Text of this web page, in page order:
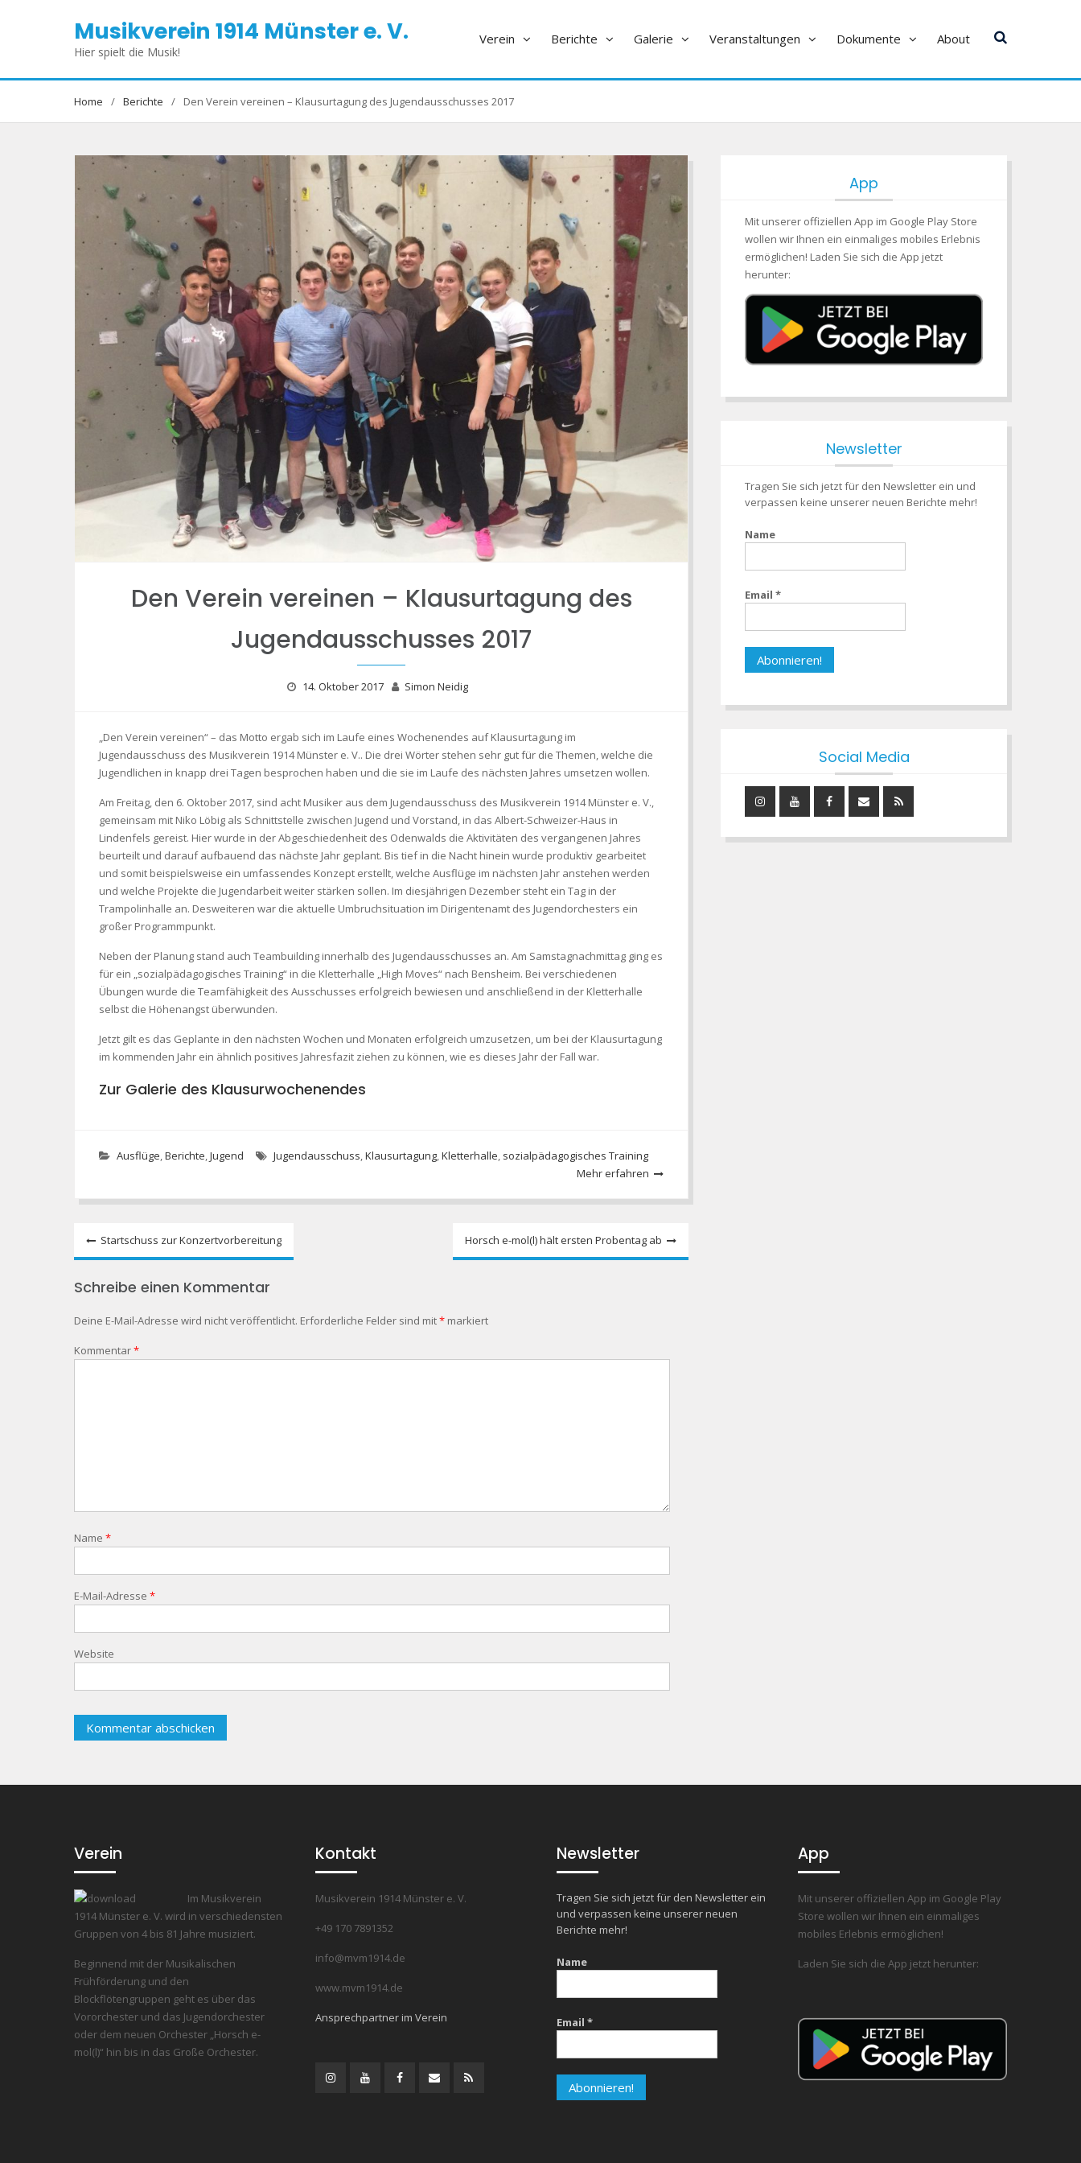
Musikverein 1914 Münster e. V.
Hier spielt die Musik!
Verein Berichte Galerie Veranstaltungen Dokumente About
Home Berichte Den Verein vereinen – Klausurtagung des Jugendausschusses 2017
Den Verein vereinen – Klausurtagung des
Jugendausschusses 2017
14. Oktober 2017 Simon Neidig
„Den Verein vereinen“ – das Motto ergab sich im Laufe eines Wochenendes auf Klausurtagung im
Jugendausschuss des Musikverein 1914 Münster e. V.. Die drei Wörter stehen sehr gut für die Themen, welche die
Jugendlichen in knapp drei Tagen besprochen haben und die sie im Laufe des nächsten Jahres umsetzen wollen.
Am Freitag, den 6. Oktober 2017, sind acht Musiker aus dem Jugendausschuss des Musikverein 1914 Münster e. V.,
gemeinsam mit Niko Löbig als Schnittstelle zwischen Jugend und Vorstand, in das Albert-Schweizer-Haus in
Lindenfels gereist. Hier wurde in der Abgeschiedenheit des Odenwalds die Aktivitäten des vergangenen Jahres
beurteilt und darauf aufbauend das nächste Jahr geplant. Bis tief in die Nacht hinein wurde produktiv gearbeitet
und somit beispielsweise ein umfassendes Konzept erstellt, welche Ausflüge im nächsten Jahr anstehen werden
und welche Projekte die Jugendarbeit weiter stärken sollen. Im diesjährigen Dezember steht ein Tag in der
Trampolinhalle an. Desweiteren war die aktuelle Umbruchsituation im Dirigentenamt des Jugendorchesters ein
großer Programmpunkt.
Neben der Planung stand auch Teambuilding innerhalb des Jugendausschusses an. Am Samstagnachmittag ging es
für ein „sozialpädagogisches Training“ in die Kletterhalle „High Moves“ nach Bensheim. Bei verschiedenen
Übungen wurde die Teamfähigkeit des Ausschusses erfolgreich bewiesen und anschließend in der Kletterhalle
selbst die Höhenangst überwunden.
Jetzt gilt es das Geplante in den nächsten Wochen und Monaten erfolgreich umzusetzen, um bei der Klausurtagung
im kommenden Jahr ein ähnlich positives Jahresfazit ziehen zu können, wie es dieses Jahr der Fall war.
Zur Galerie des Klausurwochenendes
Ausflüge Berichte Jugend Jugendausschuss Klausurtagung Kletterhalle sozialpädagogisches Training
Mehr erfahren
Beitragsnavigation
Startschuss zur Konzertvorbereitung Horsch e-mol(l) hält ersten Probentag ab
Schreibe einen Kommentar
Deine E-Mail-Adresse wird nicht veröffentlicht. Erforderliche Felder sind mit* markiert
Kommentar*
Name *
E-Mail-Adresse *
Website
App
Mit unserer offiziellen App im Google Play Store
wollen wir Ihnen ein einmaliges mobiles Erlebnis
ermöglichen! Laden Sie sich die App jetzt
herunter:
Newsletter
Tragen Sie sich jetzt für den Newsletter ein und
verpassen keine unserer neuen Berichte mehr!
Name
Email *
Social Media
Verein
Im Musikverein
1914 Münster e. V. wird in verschiedensten
Gruppen von 4 bis 81 Jahre musiziert.
Beginnend mit der Musikalischen
Frühförderung und den
Blockflötengruppen geht es über das
Vororchester und das Jugendorchester
oder dem neuen Orchester „Horsch e-
mol(l)“ hin bis in das Große Orchester.
Kontakt
Musikverein 1914 Münster e. V.
+49 170 7891352
info@mvm1914.de
www.mvm1914.de
Ansprechpartner im Verein
Newsletter
Tragen Sie sich jetzt für den Newsletter ein
und verpassen keine unserer neuen
Berichte mehr!
Name
Email *
App
Mit unserer offiziellen App im Google Play
Store wollen wir Ihnen ein einmaliges
mobiles Erlebnis ermöglichen!
Laden Sie sich die App jetzt herunter: